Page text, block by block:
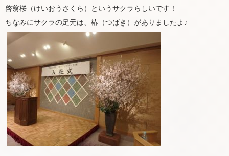
啓翁桜（けいおうさくら）というサクラらしいです！
ちなみにサクラの足元は、椿（つばき）がありましたよ♪